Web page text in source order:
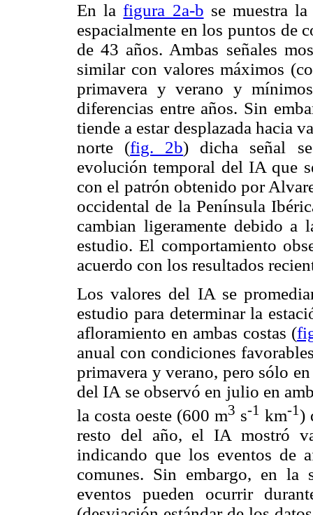
En lafigura 2a-b se muestra
espacialmente en los puntos de
de 43 años. Ambas señales
similar con valores máximos
primavera y verano y
diferencias entre años. Sin
tiende a estar desplazada hacia
norte (fig. 2b) dicha señal
evolución temporal del IA que
con el patrón obtenido por
occidental de la Península
cambian ligeramente debido a
estudio. El comportamiento
acuerdo con los resultados
Los valores del IA se
estudio para determinar la
afloramiento en ambas costas (
anual con condiciones
primavera y verano, pero sólo
del IA se observó en julio en
la costa oeste (600 m3 s-1 km-1)
resto del año, el IA mostró
indicando que los eventos de
comunes. Sin embargo, en la
eventos pueden ocurrir